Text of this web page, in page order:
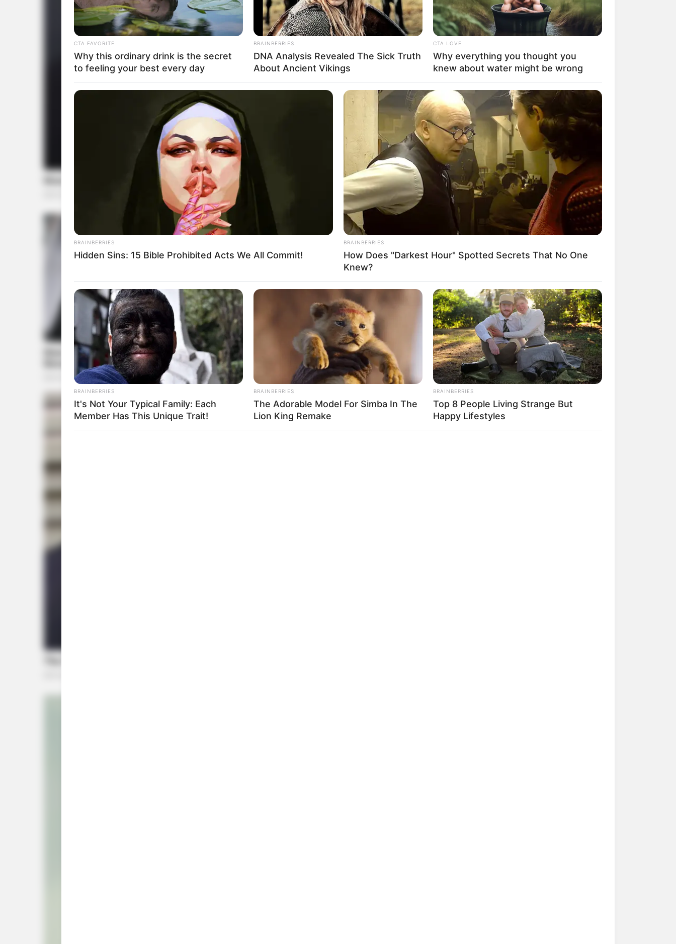
CTA FAVORITE
Why this ordinary drink is the secret
to feeling your best every day
BRAINBERRIES
DNA Analysis Revealed The Sick Truth
About Ancient Vikings
CTA LOVE
Why everything you thought you
knew about water might be wrong
BRAINBERRIES
Hidden Sins: 15 Bible Prohibited Acts We All Commit!
BRAINBERRIES
How Does "Darkest Hour" Spotted Secrets That No One
Knew?
BRAINBERRIES
It's Not Your Typical Family: Each
Member Has This Unique Trait!
BRAINBERRIES
The Adorable Model For Simba In The
Lion King Remake
BRAINBERRIES
Top 8 People Living Strange But
Happy Lifestyles